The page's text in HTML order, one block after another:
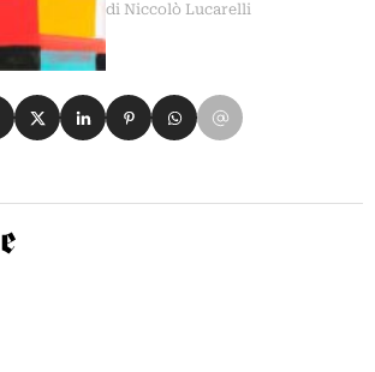
di Niccolò Lucarelli
su Facebook
Condividi su X
Condividi su LinkedIn
Condividi su Pinterest
Condividi su WhatsApp
Condividi su Email